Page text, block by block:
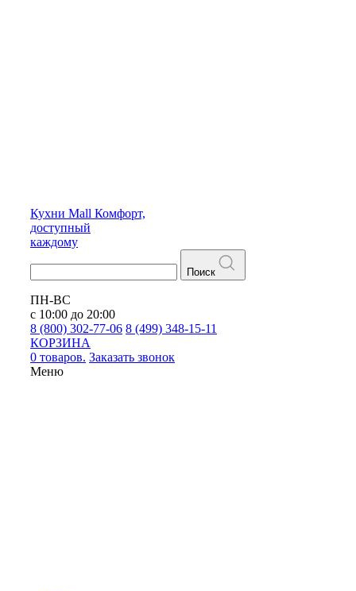
Кухни Mall Комфорт,
доступный
каждому
Поиск
ПН-ВС
с 10:00 до 20:00
8 (800) 302-77-06 8 (499) 348-15-11
КОРЗИНА
0 товаров. Заказать звонок
Меню